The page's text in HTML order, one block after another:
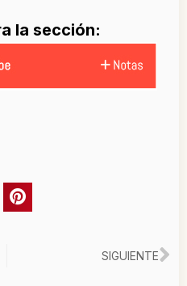
la sección:
SIGUIENTE